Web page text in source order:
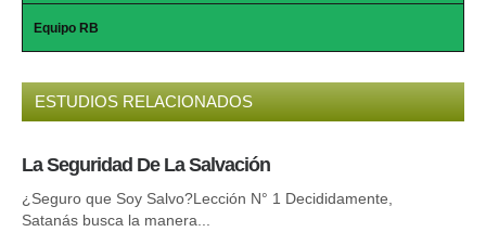
Equipo RB
ESTUDIOS RELACIONADOS
La Seguridad De La Salvación
¿Seguro que Soy Salvo?Lección N° 1 Decididamente,
Satanás busca la manera...